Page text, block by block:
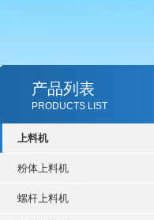
产品列表
PRODUCTS LIST
上料机
粉体上料机
螺杆上料机